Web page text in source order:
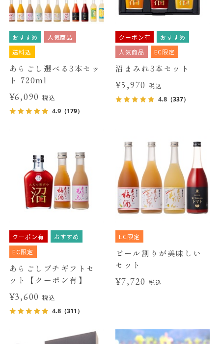
おすすめ
人気商品
送料込
あらごし選べる3本セッ
ト 720ml
¥6,090税込
4.9（179）
クーポン有
おすすめ
人気商品
EC限定
沼まみれ3本セット
¥5,970 税込
4.8 （337）
クーポン有
おすすめ
EC限定
あらごしプチギフトセ
ット【クーポン有】
¥3,600税込
4.8（311）
EC限定
ビール割りが美味しい
セット
¥7,720 税込